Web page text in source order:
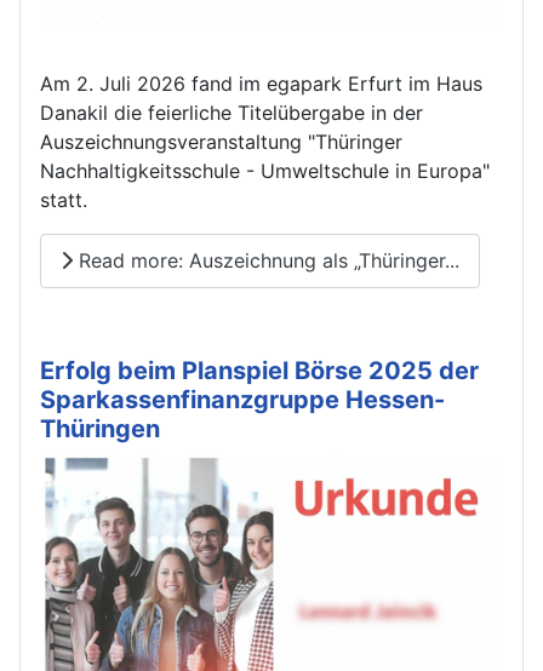
Am 2. Juli 2026 fand im egapark Erfurt im Haus
Danakil die feierliche Titelübergabe in der
Auszeichnungsveranstaltung "Thüringer
Nachhaltigkeitsschule - Umweltschule in Europa"
statt.
Read more: Auszeichnung als „Thüringer...
Erfolg beim Planspiel Börse 2025 der
Sparkassenfinanzgruppe Hessen-
Thüringen